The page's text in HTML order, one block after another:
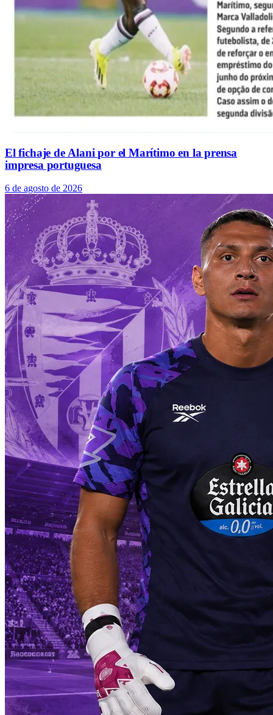
El fichaje de Alani por el Marítimo en la prensa
impresa portuguesa
6 de agosto de 2026